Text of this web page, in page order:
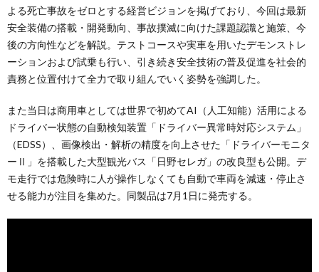
よる死亡事故をゼロとする経営ビジョンを掲げており、今回は最新
安全装備の搭載・開発動向、事故撲滅に向けた課題認識と施策、今
後の方向性などを解説。テストコースや実車を用いたデモンストレ
ーションおよび試乗も行い、引き続き安全技術の普及促進を社会的
責務と位置付けて全力で取り組んでいく姿勢を強調した。
また当日は商用車としては世界で初めてAI（人工知能）活用による
ドライバー状態の自動検知装置「ドライバー異常時対応システム」
（EDSS）、画像検出・解析の精度を向上させた「ドライバーモニタ
ーⅡ」を搭載した大型観光バス「日野セレガ」の改良型も公開。デ
モ走行では危険時に人が操作しなくても自動で車両を減速・停止さ
せる能力が注目を集めた。同製品は7月1日に発売する。